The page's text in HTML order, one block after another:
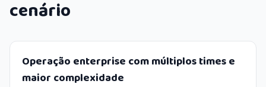
cenário
Operação enterprise com múltiplos times e
maior complexidade